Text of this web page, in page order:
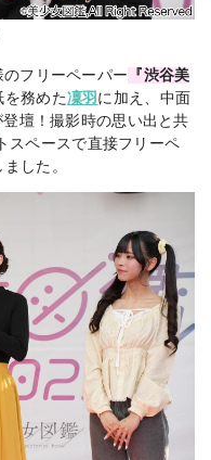
フリーペーパー 『渋谷美
を務めた凜羽 に加え、中面
登壇！撮影時の思い出と共
スペースで直接フリーペ
した。